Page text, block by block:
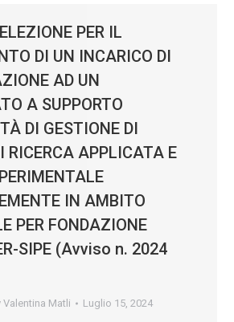
PER IL
DI UN INCARICO DI
AD UN
A SUPPORTO
DI GESTIONE DI
RICERCA APPLICATA E
IN AMBITO
PER FONDAZIONE
SIPE (Avviso n. 2024
Valentina Matli Luglio 15, 2024